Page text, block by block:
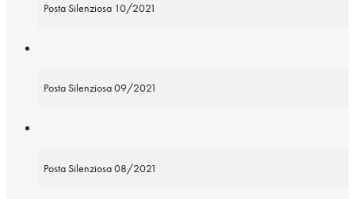
Posta Silenziosa 10/2021
Posta Silenziosa 09/2021
Posta Silenziosa 08/2021